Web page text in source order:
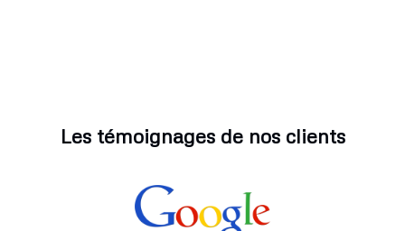
Les témoignages de nos clients